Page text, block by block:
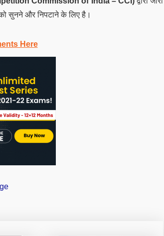
को सुनने और निपटाने के लिए है।
Here